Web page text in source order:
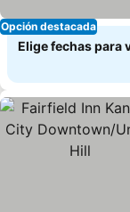
Opción destacada
Elige fechas para